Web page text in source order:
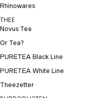
Rhinowares
THEE
Novus Tea
Or Tea?
PURETEA Black Line
PURETEA White Line
Theezetter